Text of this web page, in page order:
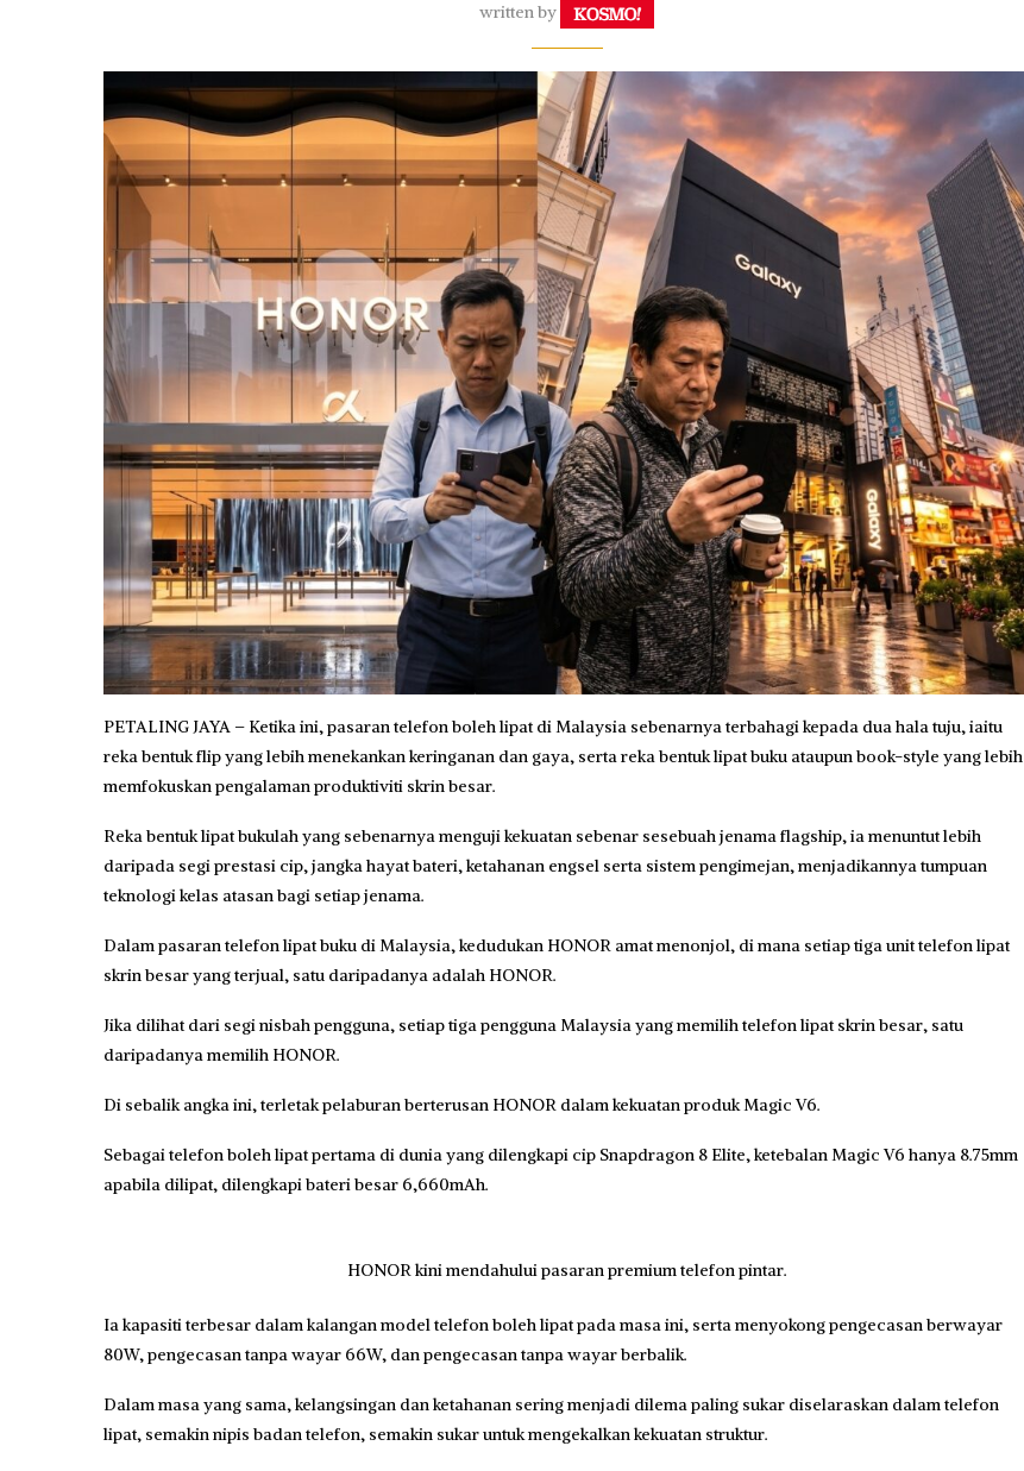
written by
PETALING JAYA – Ketika ini, pasaran telefon boleh lipat di Malaysia sebenarnya terbahagi kepada dua hala tuju, iaitu
reka bentuk flip yang lebih menekankan keringanan dan gaya, serta reka bentuk lipat buku ataupun book-style yang lebih
memfokuskan pengalaman produktiviti skrin besar.
Reka bentuk lipat bukulah yang sebenarnya menguji kekuatan sebenar sesebuah jenama flagship, ia menuntut lebih
daripada segi prestasi cip, jangka hayat bateri, ketahanan engsel serta sistem pengimejan, menjadikannya tumpuan
teknologi kelas atasan bagi setiap jenama.
Dalam pasaran telefon lipat buku di Malaysia, kedudukan HONOR amat menonjol, di mana setiap tiga unit telefon lipat
skrin besar yang terjual, satu daripadanya adalah HONOR.
Jika dilihat dari segi nisbah pengguna, setiap tiga pengguna Malaysia yang memilih telefon lipat skrin besar, satu
daripadanya memilih HONOR.
Di sebalik angka ini, terletak pelaburan berterusan HONOR dalam kekuatan produk Magic V6.
Sebagai telefon boleh lipat pertama di dunia yang dilengkapi cip Snapdragon 8 Elite, ketebalan Magic V6 hanya 8.75mm
apabila dilipat, dilengkapi bateri besar 6,660mAh.
HONOR kini mendahului pasaran premium telefon pintar.
Ia kapasiti terbesar dalam kalangan model telefon boleh lipat pada masa ini, serta menyokong pengecasan berwayar
80W, pengecasan tanpa wayar 66W, dan pengecasan tanpa wayar berbalik.
Dalam masa yang sama, kelangsingan dan ketahanan sering menjadi dilema paling sukar diselaraskan dalam telefon
lipat, semakin nipis badan telefon, semakin sukar untuk mengekalkan kekuatan struktur.